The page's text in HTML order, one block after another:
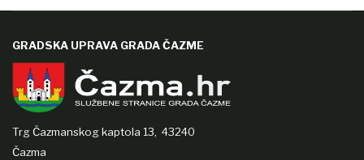
GRADSKA UPRAVA GRADA ČAZME
Trg Čazmanskog kaptola 13, 43240
Čazma